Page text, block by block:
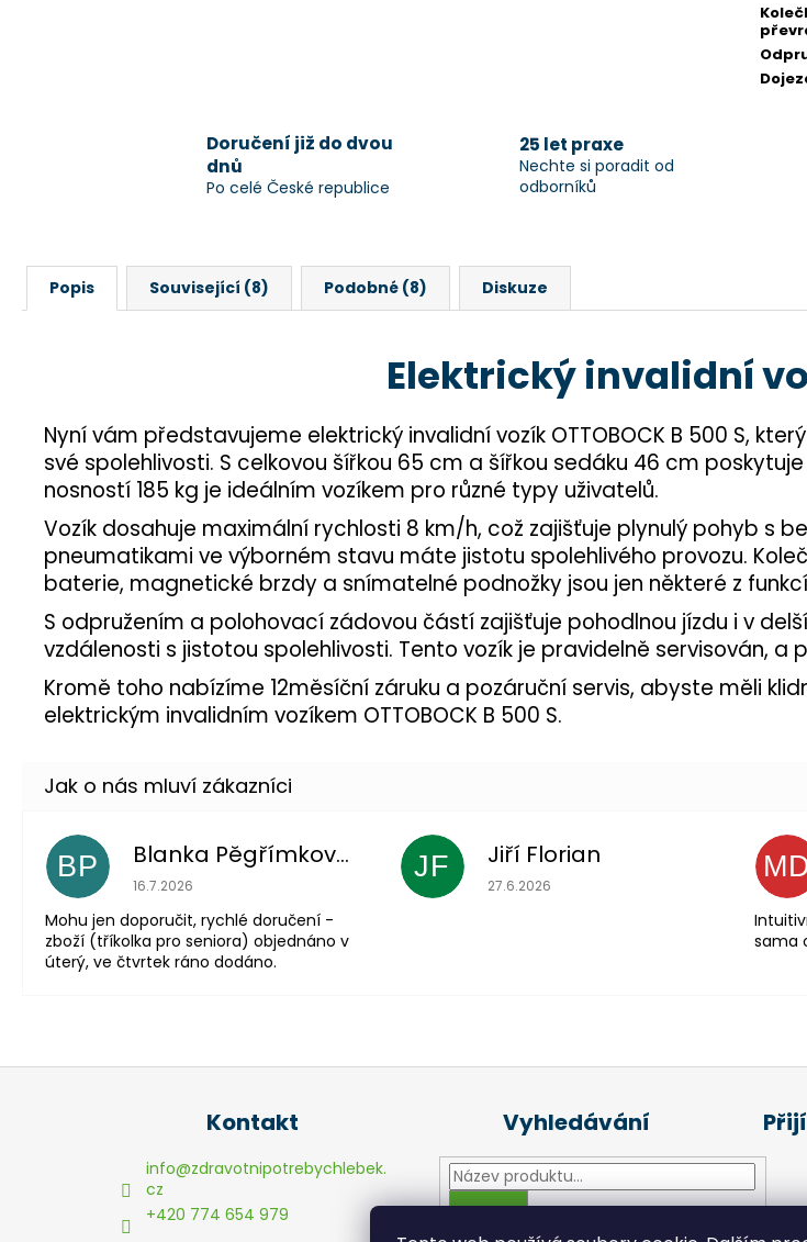
Doručení již do dvou
dnů
Po celé České republice
25 let praxe
Nechte si poradit od
odborníků
Popis Související (8) Podobné (8) Diskuze
Elektrický invalidní
Nyní vám představujeme elektrický invalidní vozík OTTOBOCK B 500 S,
své spolehlivosti. S celkovou šířkou 65 cm a šířkou sedáku 46 cm
nosností 185 kg je ideálním vozíkem pro různé typy uživatelů.
Vozík dosahuje maximální rychlosti 8 km/h, což zajišťuje plynulý pohyb s
pneumatikami ve výborném stavu máte jistotu spolehlivého provozu.
baterie, magnetické brzdy a snímatelné podnožky jsou jen některé z
S odpružením a polohovací zádovou částí zajišťuje pohodlnou jízdu i v
vzdálenosti s jistotou spolehlivosti. Tento vozík je pravidelně servisován,
Kromě toho nabízíme 12měsíční záruku a pozáruční servis, abyste měli
elektrickým invalidním vozíkem OTTOBOCK B 500 S.
BP Blanka Pěgřímková
Hodnocení obchodu je 5 z 5 hvězdiček.
16.7.2026
Mohu jen doporučit, rychlé doručení -
zboží (tříkolka pro seniora) objednáno v
úterý, ve čtvrtek ráno dodáno.
JF Jiří Florian
Hodnocení obchodu je 5 z 5 hvězdiček.
27.6.2026
sama
Kontakt
info@zdravotnipotrebychlebek.
cz
+420 774 654 979
Vyhledávání